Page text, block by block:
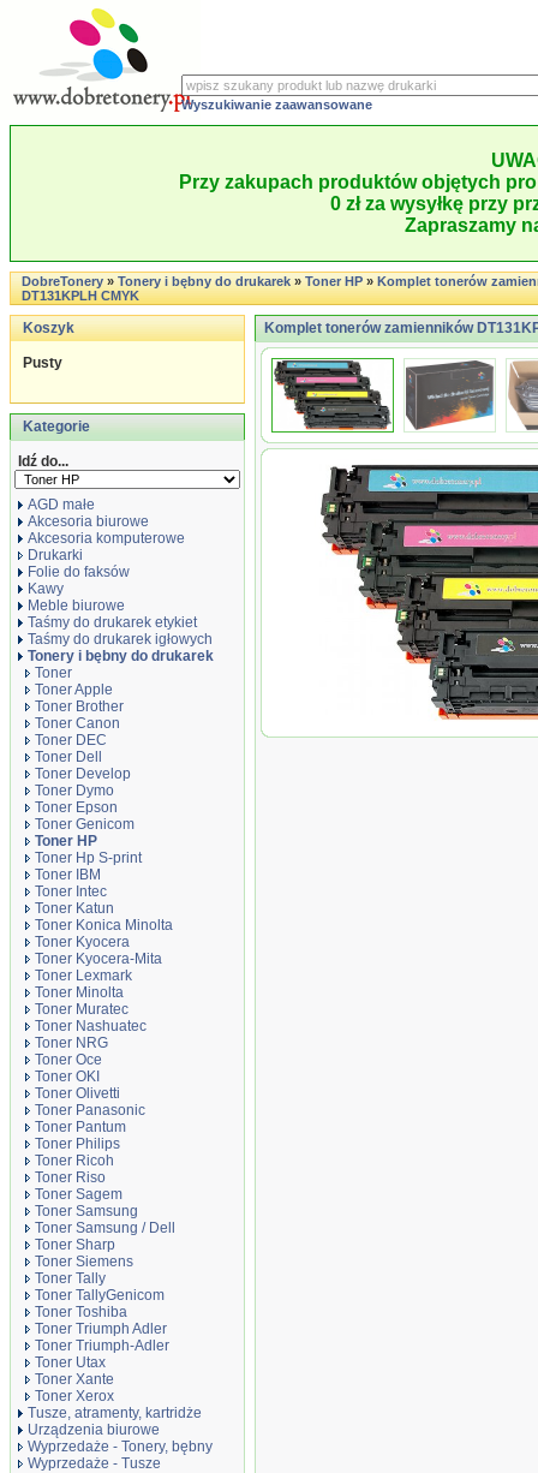
Wyszukiwanie zaawansowane
Przy zakupach produktów objętych
0 zł za wysyłkę przy
Zapraszamy
DobreTonery»Tonery i bębny do drukarek»Toner HP»Komplet tonerów
DT131KPLH CMYK
Koszyk
Pusty
Kategorie
Idź do...
AGD małe
Akcesoria biurowe
Akcesoria komputerowe
Drukarki
Folie do faksów
Kawy
Meble biurowe
Taśmy do drukarek etykiet
Taśmy do drukarek igłowych
Tonery i bębny do drukarek
Toner
Toner Apple
Toner Brother
Toner Canon
Toner DEC
Toner Dell
Toner Develop
Toner Dymo
Toner Epson
Toner Genicom
Toner HP
Toner Hp S-print
Toner IBM
Toner Intec
Toner Katun
Toner Konica Minolta
Toner Kyocera
Toner Kyocera-Mita
Toner Lexmark
Toner Minolta
Toner Muratec
Toner Nashuatec
Toner NRG
Toner Oce
Toner OKI
Toner Olivetti
Toner Panasonic
Toner Pantum
Toner Philips
Toner Ricoh
Toner Riso
Toner Sagem
Toner Samsung
Toner Samsung / Dell
Toner Sharp
Toner Siemens
Toner Tally
Toner TallyGenicom
Toner Toshiba
Toner Triumph Adler
Toner Triumph-Adler
Toner Utax
Toner Xante
Toner Xerox
Tusze, atramenty, kartridże
Urządzenia biurowe
Wyprzedaże - Tonery, bębny
Wyprzedaże - Tusze
Komplet tonerów zamienników
Komplet tonerów zamienników